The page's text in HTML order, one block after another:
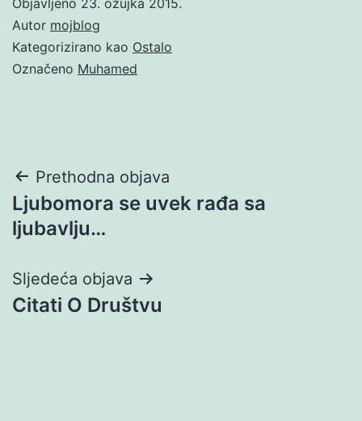
Autor mojblog
Kategorizirano kao Ostalo
Označeno Muhamed
Navigacija
objava
Prethodna objava
Ljubomora se uvek rađa sa
ljubavlju…
Sljedeća objava
Citati O Društvu